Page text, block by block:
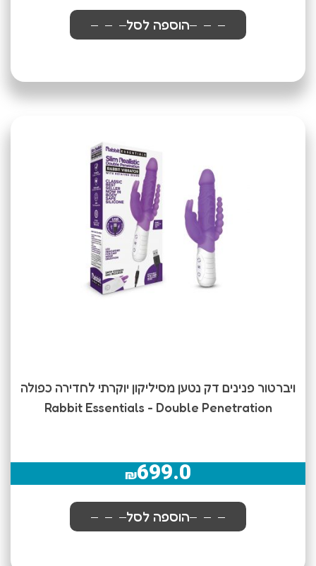
הוספה לסל
ויברטור פנינים דק נטען מסיליקון יוקרתי לחדירה כפולה
Rabbit Essentials - Double Penetration
₪699.0
הוספה לסל